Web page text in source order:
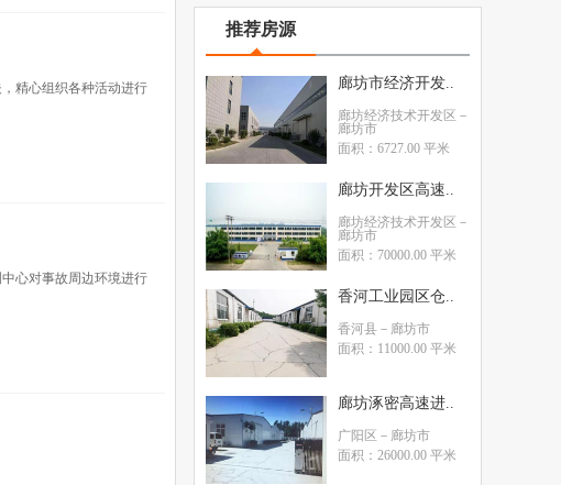
精心组织各种活动进行
心对事故周边环境进行
推荐房源
廊坊市经济开发..
廊坊经济技术开发区 －
廊坊市
面积：6727.00 平米
廊坊开发区高速..
廊坊经济技术开发区 －
廊坊市
面积：70000.00 平米
香河工业园区仓..
香河县 －廊坊市
面积：11000.00 平米
廊坊涿密高速进..
广阳区 －廊坊市
面积：26000.00 平米